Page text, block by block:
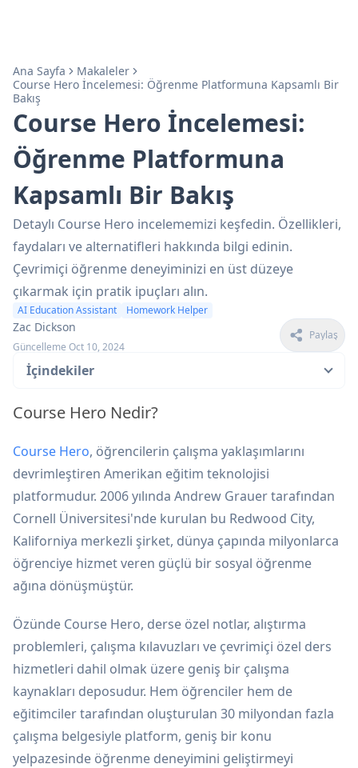
Ana Sayfa
Makaleler
Course Hero İncelemesi: Öğrenme Platformuna Kapsamlı Bir
Bakış
Course Hero İncelemesi:
Öğrenme Platformuna
Kapsamlı Bir Bakış
Detaylı Course Hero incelememizi keşfedin. Özellikleri,
faydaları ve alternatifleri hakkında bilgi edinin.
Çevrimiçi öğrenme deneyiminizi en üst düzeye
çıkarmak için pratik ipuçları alın.
AI Education Assistant Homework Helper
Zac Dickson
Güncelleme Oct 10, 2024
Paylaş
İçindekiler
Course Hero Nedir?
Course Hero, öğrencilerin çalışma yaklaşımlarını
devrimleştiren Amerikan eğitim teknolojisi
platformudur. 2006 yılında Andrew Grauer tarafından
Cornell Üniversitesi'nde kurulan bu Redwood City,
Kaliforniya merkezli şirket, dünya çapında milyonlarca
öğrenciye hizmet veren güçlü bir sosyal öğrenme
ağına dönüşmüştür.
Özünde Course Hero, derse özel notlar, alıştırma
problemleri, çalışma kılavuzları ve çevrimiçi özel ders
hizmetleri dahil olmak üzere geniş bir çalışma
kaynakları deposudur. Hem öğrenciler hem de
eğitimciler tarafından oluşturulan 30 milyondan fazla
çalışma belgesiyle platform, geniş bir konu
yelpazesinde öğrenme deneyimini geliştirmeyi